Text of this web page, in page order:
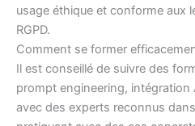
usage éthique et conforme aux
RGPD.
Comment se former
Il est conseillé de suivre des
prompt engineering, intégration
avec des experts reconnus